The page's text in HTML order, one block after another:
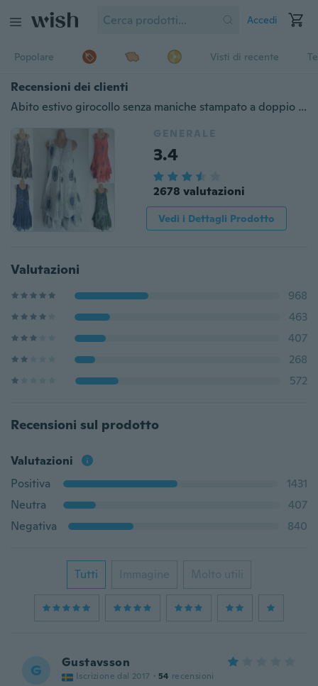
Accedi
Popolare Visti di recente
Recensioni dei clienti
Abito estivo girocollo senza maniche stampato a doppio strato da donna Casual Plus Size allentato Sundress (Taglia: S ~ 5XL)
GENERALE
3.4
2678 valutazioni
Vedi i Dettagli Prodotto
Valutazioni
968
463
407
268
572
Recensioni sul prodotto
Valutazioni
Positiva
1431
Neutra
407
Negativa
840
Tutti Immagine Molto utili
G Gustavsson
Iscrizione dal 2017 · 54 recensioni